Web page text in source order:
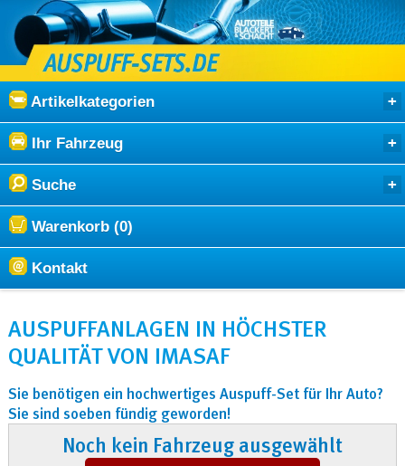
Artikelkategorien
Ihr Fahrzeug
Suche
Warenkorb (0)
Kontakt
AUSPUFFANLAGEN IN HÖCHSTER
QUALITÄT VON IMASAF
Sie benötigen ein hochwertiges Auspuff-Set für Ihr Auto?
Sie sind soeben fündig geworden!
Noch kein Fahrzeug ausgewählt